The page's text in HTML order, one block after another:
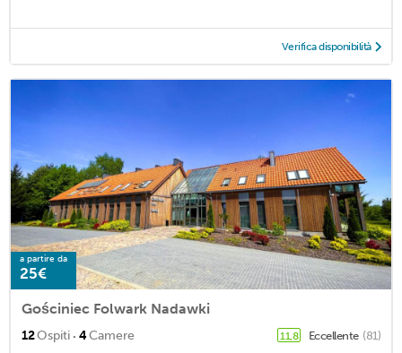
Verifica disponibilità
a partire da
25€
Gościniec Folwark Nadawki
12Ospiti · 4Camere 11,8 Eccellente (81)